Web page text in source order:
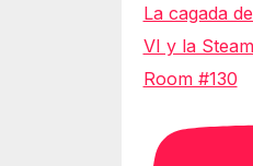
La cagada
VI y la
Room #130